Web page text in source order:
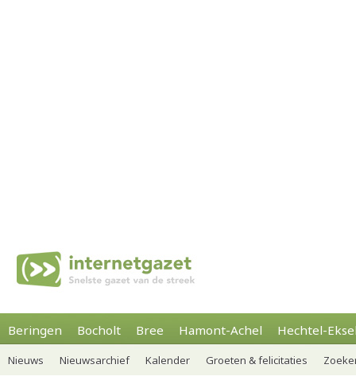
Beringen Bocholt Bree Hamont-Achel Hechtel-
Nieuws Nieuwsarchief Kalender Groeten & felicitaties